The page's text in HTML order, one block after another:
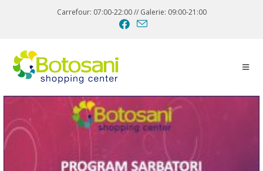
Carrefour: 07:00-22:00 // Galerie: 09:00-21:00